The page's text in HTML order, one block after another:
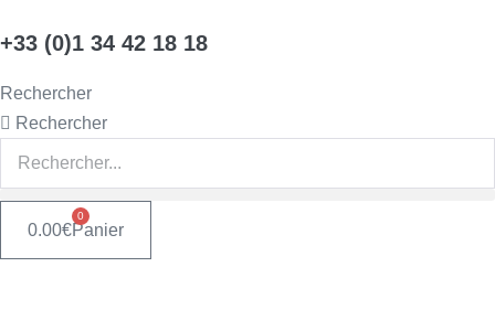
au
+33 (0)1 34 42 18 18
Rechercher
Rechercher
0.00€
0
Panier